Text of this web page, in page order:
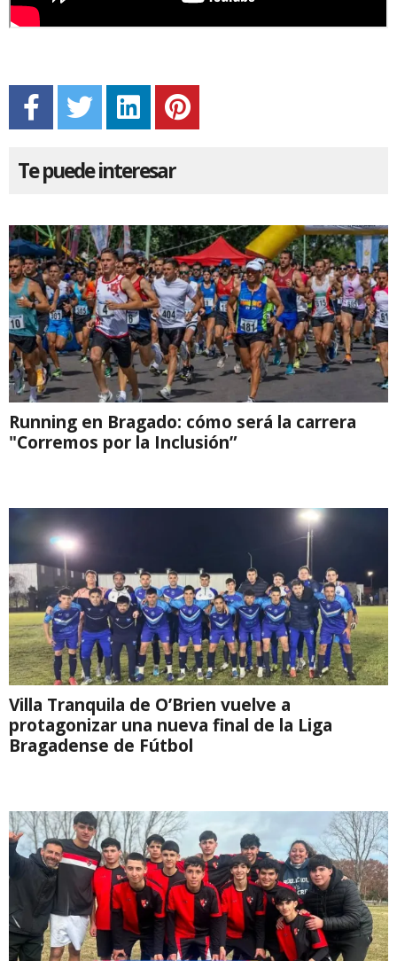
Te puede interesar
Running en Bragado: cómo será la carrera
"Corremos por la Inclusión”
Villa Tranquila de O’Brien vuelve a
protagonizar una nueva final de la Liga
Bragadense de Fútbol